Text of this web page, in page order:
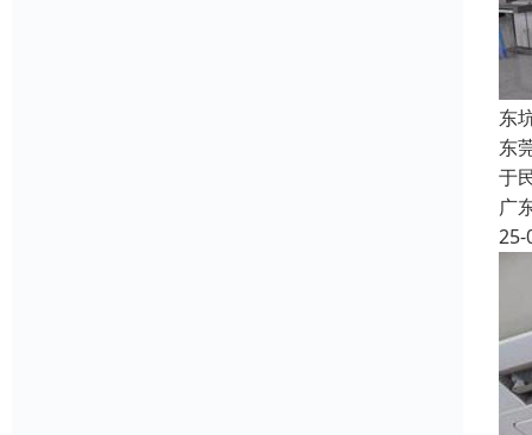
东
东
于
广
25-